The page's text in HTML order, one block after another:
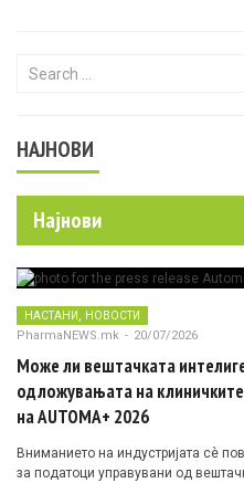
Search for:
НАЈНОВИ
Најнови
НАСТАНИ, НОВОСТИ
PharmaNEWS.mk - 20/07/2026
Може ли вештачката
одложувањата на
на AUTOMA+ 2026
Вниманието на индустријата сè
за податоци управувани од